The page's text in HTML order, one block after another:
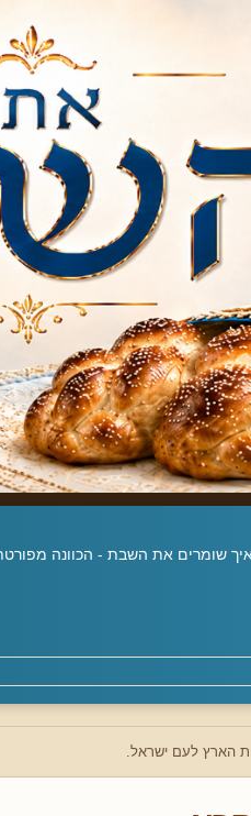
שומרים את השבת - הכוונה
הארץ לעם ישראל.